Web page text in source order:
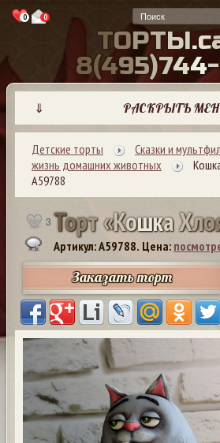
0 0
ТОРТЫ.с
8(495)744-
⇓ РАСКРЫТЬ
Детские торты Сказки и
жизнь домашних животных
А59788
3 Торт«КошкаХло
Артикул: A59788. Цена:
Заказать торт